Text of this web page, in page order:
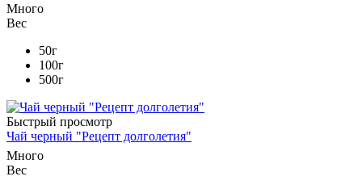
Много
Вес
50г
100г
500г
Быстрый просмотр
Чай черный "Рецепт долголетия"
Много
Вес